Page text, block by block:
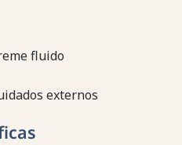
fluido
externos